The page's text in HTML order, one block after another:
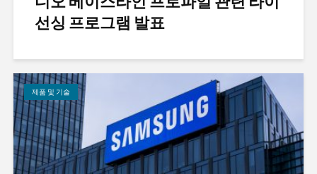
선싱 프로그램 발표
제품 및 기술